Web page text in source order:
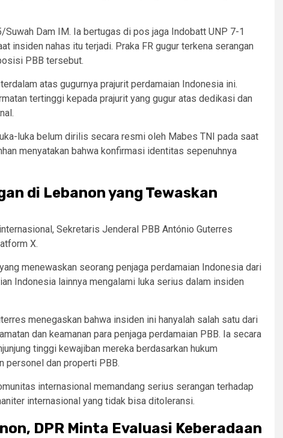
Dam IM. Ia bertugas di pos jaga Indobatt UNP 7-1
insiden nahas itu terjadi. Praka FR gugur terkena serangan
PBB tersebut.
atas gugurnya prajurit perdamaian Indonesia ini.
tertinggi kepada prajurit yang gugur atas dedikasi dan
luka belum dirilis secara resmi oleh Mabes TNI pada saat
menyatakan bahwa konfirmasi identitas sepenuhnya
di Lebanon yang Tewaskan
Sekretaris Jenderal PBB António Guterres
X.
menewaskan seorang penjaga perdamaian Indonesia dari
Indonesia lainnya mengalami luka serius dalam insiden
menegaskan bahwa insiden ini hanyalah salah satu dari
dan keamanan para penjaga perdamaian PBB. Ia secara
tinggi kewajiban mereka berdasarkan hukum
personel dan properti PBB.
internasional memandang serius serangan terhadap
internasional yang tidak bisa ditoleransi.
DPR Minta Evaluasi Keberadaan